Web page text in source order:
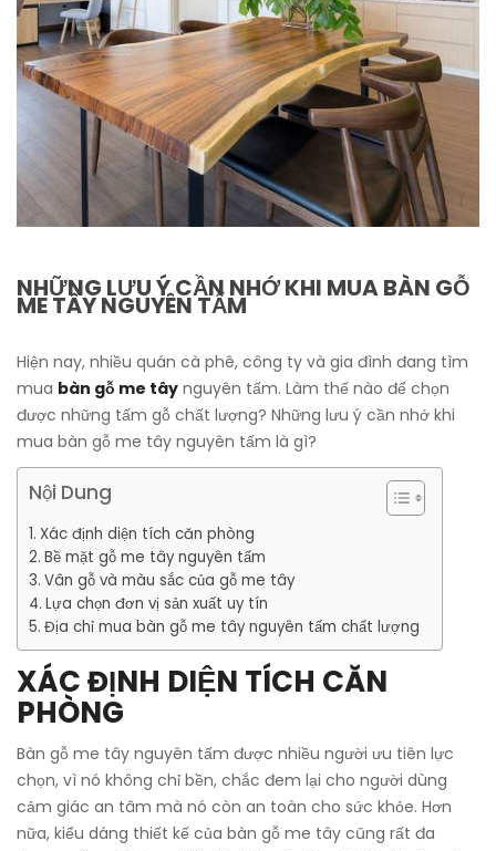
NHỮNG LƯU Ý CẦN NHỚ KHI MUA BÀN GỖ
ME TÂY NGUYÊN TẤM
Hiện nay, nhiều quán cà phê, công ty và gia đình đang tìm
mua bàn gỗ me tây nguyên tấm. Làm thế nào để chọn
được những tấm gỗ chất lượng? Những lưu ý cần nhớ khi
mua bàn gỗ me tây nguyên tấm là gì?
Nội Dung
Xác định diện tích căn phòng
Bề mặt gỗ me tây nguyên tấm
Vân gỗ và màu sắc của gỗ me tây
Lựa chọn đơn vị sản xuất uy tín
Địa chỉ mua bàn gỗ me tây nguyên tấm chất lượng
XÁC ĐỊNH DIỆN TÍCH CĂN
PHÒNG
Bàn gỗ me tây nguyên tấm được nhiều người ưu tiên lực
chọn, vì nó không chỉ bền, chắc đem lại cho người dùng
cảm giác an tâm mà nó còn an toàn cho sức khỏe. Hơn
nữa, kiểu dáng thiết kế của bàn gỗ me tây cũng rất đa